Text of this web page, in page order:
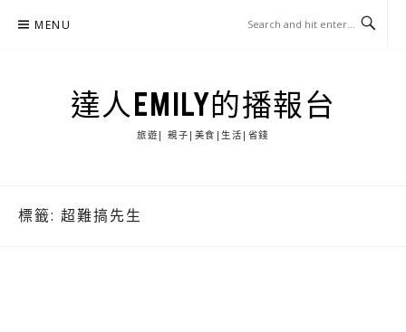
MENU
達人EMILY的播報台
旅遊| 親子|美食|生活|省錢
標籤: 超難搞先生